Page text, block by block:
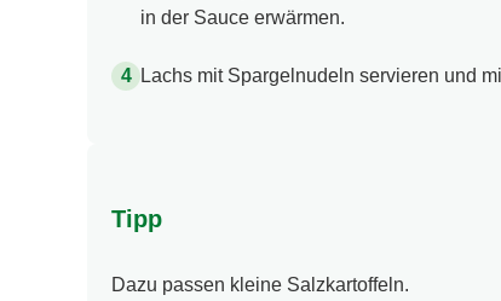
in der Sauce erwärmen.
Lachs mit Spargelnudeln servieren und
Tipp
Dazu passen kleine Salzkartoffeln.